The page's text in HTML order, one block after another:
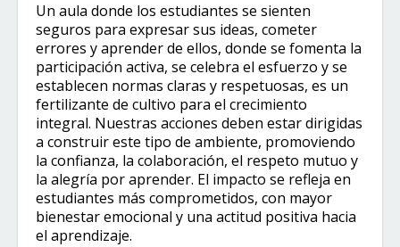
Un aula donde los estudiantes se sienten
seguros para expresar sus ideas, cometer
errores y aprender de ellos, donde se fomenta la
participación activa, se celebra el esfuerzo y se
establecen normas claras y respetuosas, es un
fertilizante de cultivo para el crecimiento
integral. Nuestras acciones deben estar dirigidas
a construir este tipo de ambiente, promoviendo
la confianza, la colaboración, el respeto mutuo y
la alegría por aprender. El impacto se refleja en
estudiantes más comprometidos, con mayor
bienestar emocional y una actitud positiva hacia
el aprendizaje.